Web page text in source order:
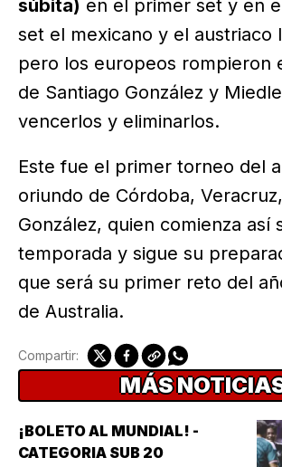
súbita) en el primer set y en
set el mexicano y el austriaco
pero los europeos rompieron
de Santiago González y
vencerlos y eliminarlos.
Este fue el primer torneo del
oriundo de Córdoba,
González, quien comienza así
temporada y sigue su
que será su primer reto del
de Australia.
Compartir:
MÁS
¡BOLETO AL MUNDIAL! -
CATEGORIA SUB 20